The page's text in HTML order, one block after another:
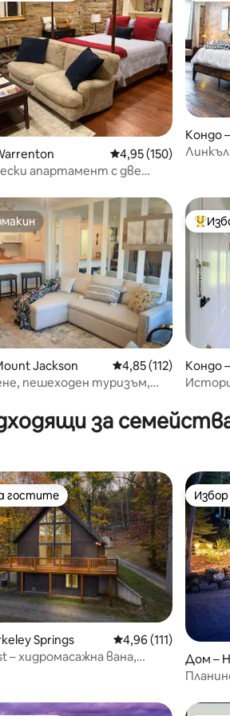
5, 40 отзива Средна оценка:
4,95 (150)
апартамент с две
Кондо
5, 279 отзива
Jackson Средна оценка: 4,85
4,85 (112)
пешеходен туризъм,
Най-
Кондо
за
160 отзива
гостите
гостите
Springs Средна оценка:
4,96 (111)
– хидромасажна вана,
Дом –